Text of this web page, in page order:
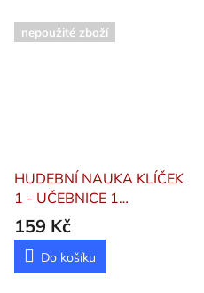
nepoužité zboží
HUDEBNÍ NAUKA KLÍČEK
1 - UČEBNICE 1
Šašinková Eva
159 Kč
Do košíku